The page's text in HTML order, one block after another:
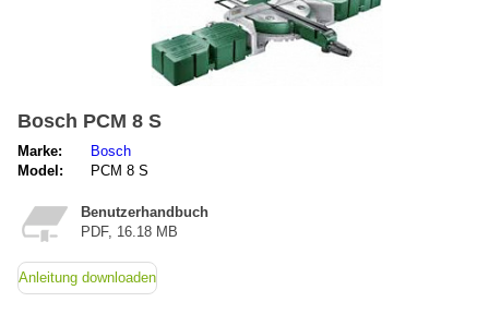
Bosch PCM 8 S
Marke:
Bosch
Model:
PCM 8 S
Benutzerhandbuch
PDF, 16.18 MB
Anleitung downloaden